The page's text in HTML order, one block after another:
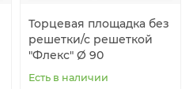
Торцевая площадка без
решетки/с решеткой
"Флекс" Ø 90
Есть в наличии